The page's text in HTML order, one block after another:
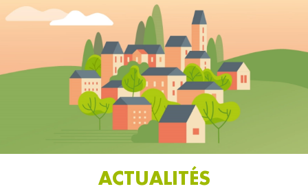
ACTUALITÉS